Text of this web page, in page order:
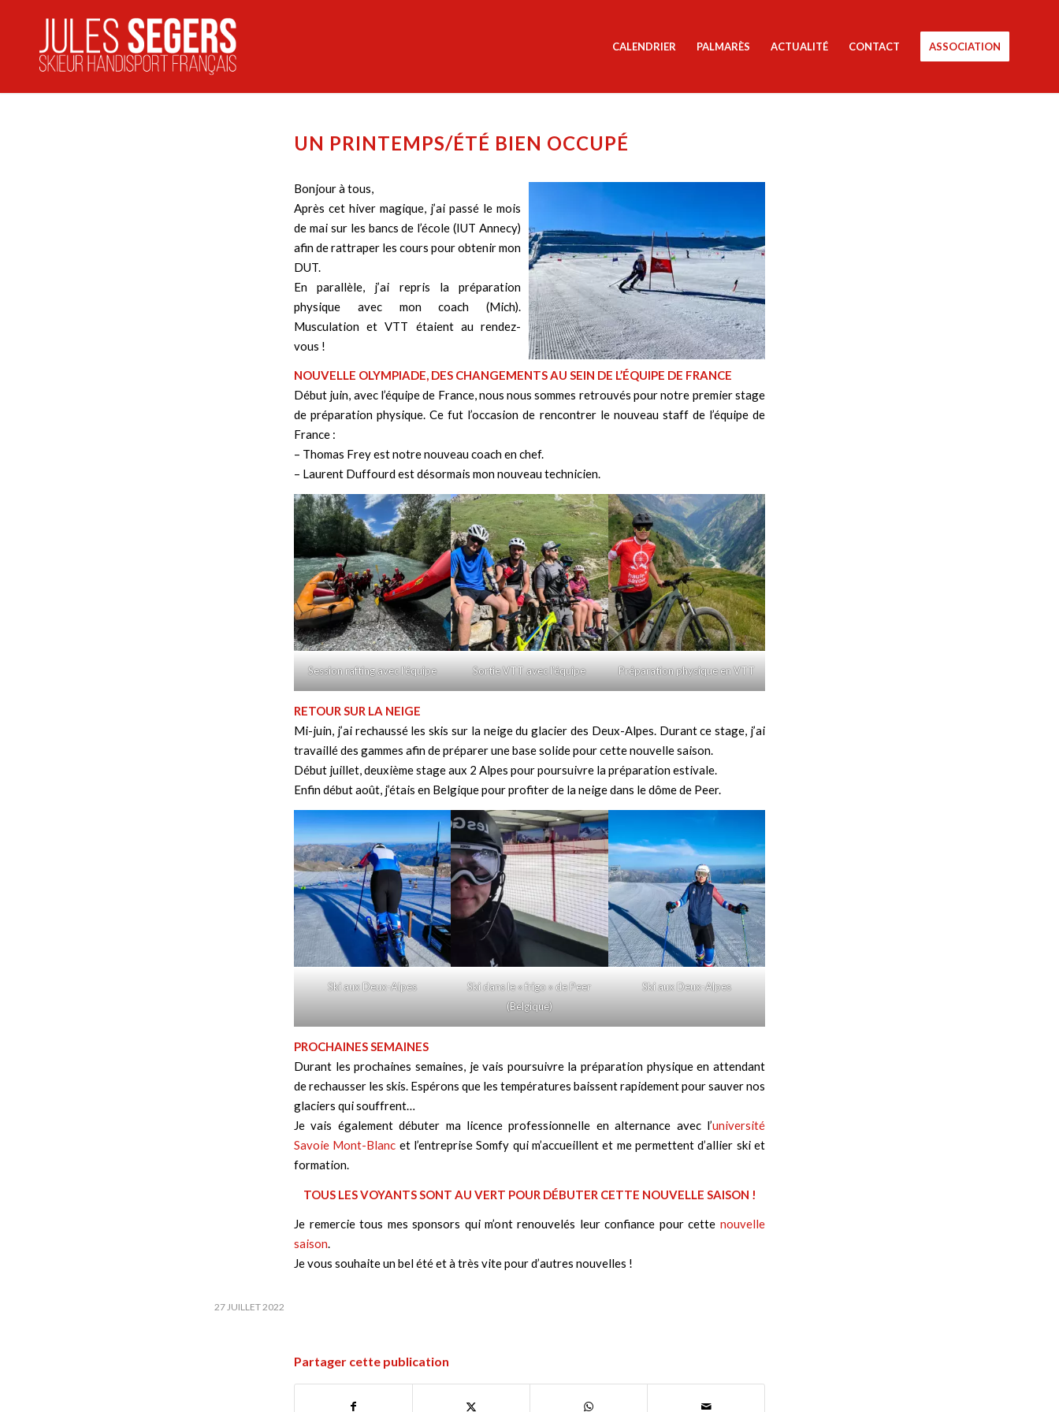
CALENDRIER PALMARÈS ACTUALITÉ CONTACT ASSOCIATION
UN PRINTEMPS/ÉTÉ BIEN OCCUPÉ
Bonjour à tous,
Après cet hiver magique, j’ai passé le mois
de mai sur les bancs de l’école (IUT Annecy)
afin de rattraper les cours pour obtenir mon
DUT.
En parallèle, j’ai repris la préparation
physique avec mon coach (Mich).
Musculation et VTT étaient au rendez-
vous !
NOUVELLE OLYMPIADE, DES CHANGEMENTS AU SEIN DE L’ÉQUIPE DE FRANCE
Début juin, avec l’équipe de France, nous nous sommes retrouvés pour notre premier stage
de préparation physique. Ce fut l’occasion de rencontrer le nouveau staff de l’équipe de
France :
– Thomas Frey est notre nouveau coach en chef.
– Laurent Duffourd est désormais mon nouveau technicien.
Session rafting avec l’équipe Sortie VTT avec l’équipe Préparation physique en VTT
RETOUR SUR LA NEIGE
Mi-juin, j’ai rechaussé les skis sur la neige du glacier des Deux-Alpes. Durant ce stage, j’ai
travaillé des gammes afin de préparer une base solide pour cette nouvelle saison.
Début juillet, deuxième stage aux 2 Alpes pour poursuivre la préparation estivale.
Enfin début août, j’étais en Belgique pour profiter de la neige dans le dôme de Peer.
Ski aux Deux-Alpes
Ski dans le « frigo » de Peer
(Belgique)
Ski aux Deux-Alpes
PROCHAINES SEMAINES
Durant les prochaines semaines, je vais poursuivre la préparation physique en attendant
de rechausser les skis. Espérons que les températures baissent rapidement pour sauver nos
glaciers qui souffrent…
Je vais également débuter ma licence professionnelle en alternance avec l’université
Savoie Mont-Blanc et l’entreprise Somfy qui m’accueillent et me permettent d’allier ski et
formation.
TOUS LES VOYANTS SONT AU VERT POUR DÉBUTER CETTE NOUVELLE SAISON !
Je remercie tous mes sponsors qui m’ont renouvelés leur confiance pour cette nouvelle
saison.
Je vous souhaite un bel été et à très vite pour d’autres nouvelles !
27 JUILLET 2022
Partager cette publication